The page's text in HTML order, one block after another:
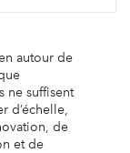
autour de
ne suffisent
d’échelle,
de
et de